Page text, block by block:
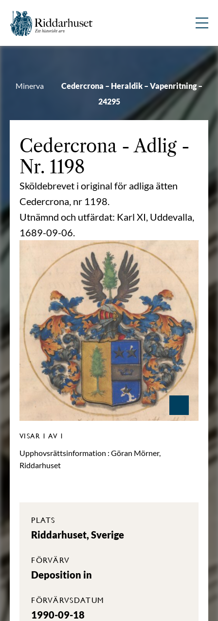
Minerva
Cedercrona – Heraldik – Vapenritning –
24295
Cedercrona - Adlig -
Nr. 1198
Sköldebrevet i original för adliga ätten
Cedercrona, nr 1198.
Utnämnd och utfärdat: Karl XI, Uddevalla,
1689-09-06.
VISAR 1 AV 1
Upphovsrättsinformation : Göran Mörner,
Riddarhuset
PLATS
Riddarhuset, Sverige
FÖRVÄRV
Deposition in
FÖRVÄRVSDATUM
1990-09-18